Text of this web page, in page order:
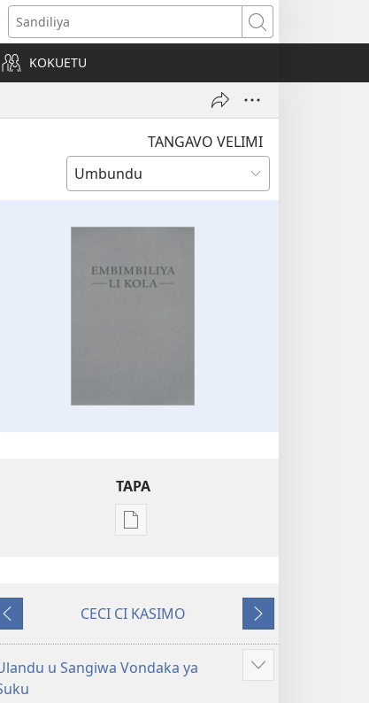
Sandiliya
KOKUETU
TANGAVO VELIMI
TAPA
Publication
li
Epongoluilo
Konyima
CECI CI KASIMO
Kovaso
u Sangiwa Vondaka ya
Show